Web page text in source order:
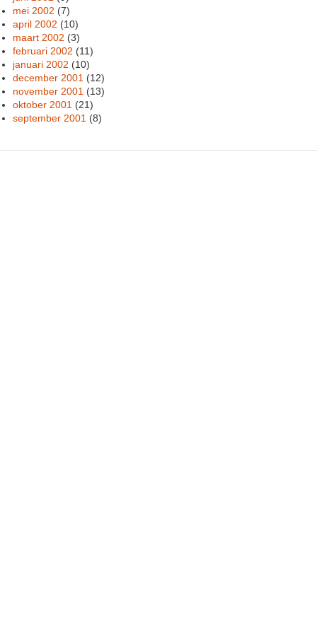
mei 2002 (7)
april 2002 (10)
maart 2002 (3)
februari 2002 (11)
januari 2002 (10)
december 2001 (12)
november 2001 (13)
oktober 2001 (21)
september 2001 (8)